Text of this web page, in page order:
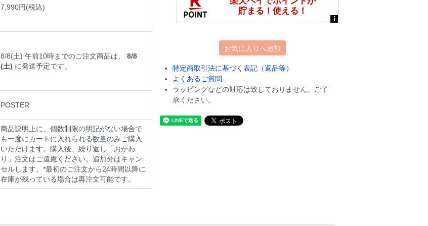
7,990円(税込)
8/8(土) 午前10時までのご注文商品は、8/8
(土) に発送予定です。
POSTER
商品説明上に、個数制限の明記がない場合で
も一度にカートに入れられる数量のみご購入
いただけます。購入後、繰り返し「おかわ
り」注文はご遠慮ください。追加分はキャン
セルします。*最初のご注文から24時間以降に
在庫が残っている場合は再注文可能です。
お気に入りへ追加
特定商取引法に基づく表記（返品等）
よくあるご質問
ラッピングなどの対応は致しておりません。ご了
承ください。